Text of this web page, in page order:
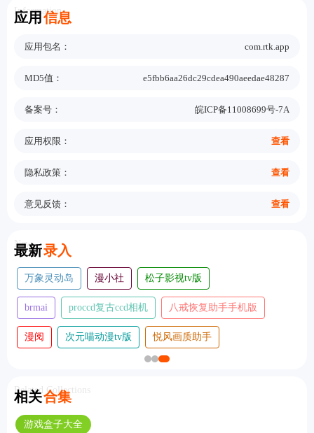
应用 信息
Information
应用包名： com.rtk.app
MD5值： e5fbb6aa26dc29cdea490aeedae48287
备案号： 皖ICP备11008699号-7A
应用权限： 查看
隐私政策： 查看
意见反馈： 查看
最新录入
New
万象灵动岛 漫小社 松子影视tv版
brmai proccd复古ccd相机 八戒恢复助手手机版
漫阅 次元喵动漫tv版 悦风画质助手
相关合集
Related Collections
游戏盒子大全